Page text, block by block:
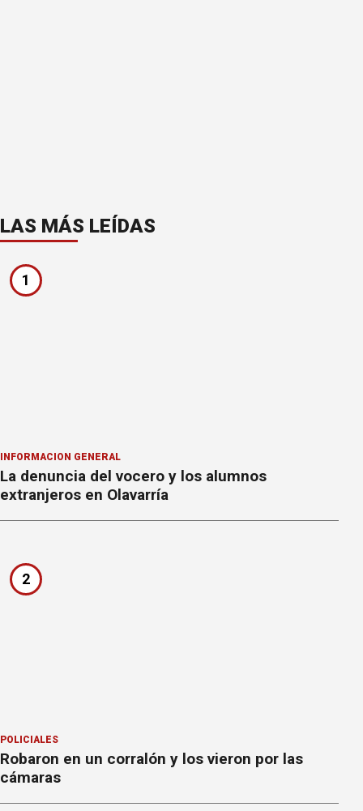
LAS MÁS LEÍDAS
1
INFORMACION GENERAL
La denuncia del vocero y los alumnos
extranjeros en Olavarría
2
POLICIALES
Robaron en un corralón y los vieron por las
cámaras